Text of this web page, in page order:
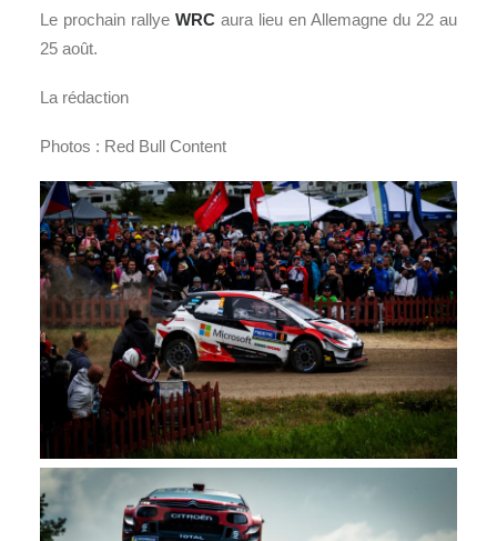
Le prochain rallye WRC aura lieu en Allemagne du 22 au
25 août.
La rédaction
Photos : Red Bull Content